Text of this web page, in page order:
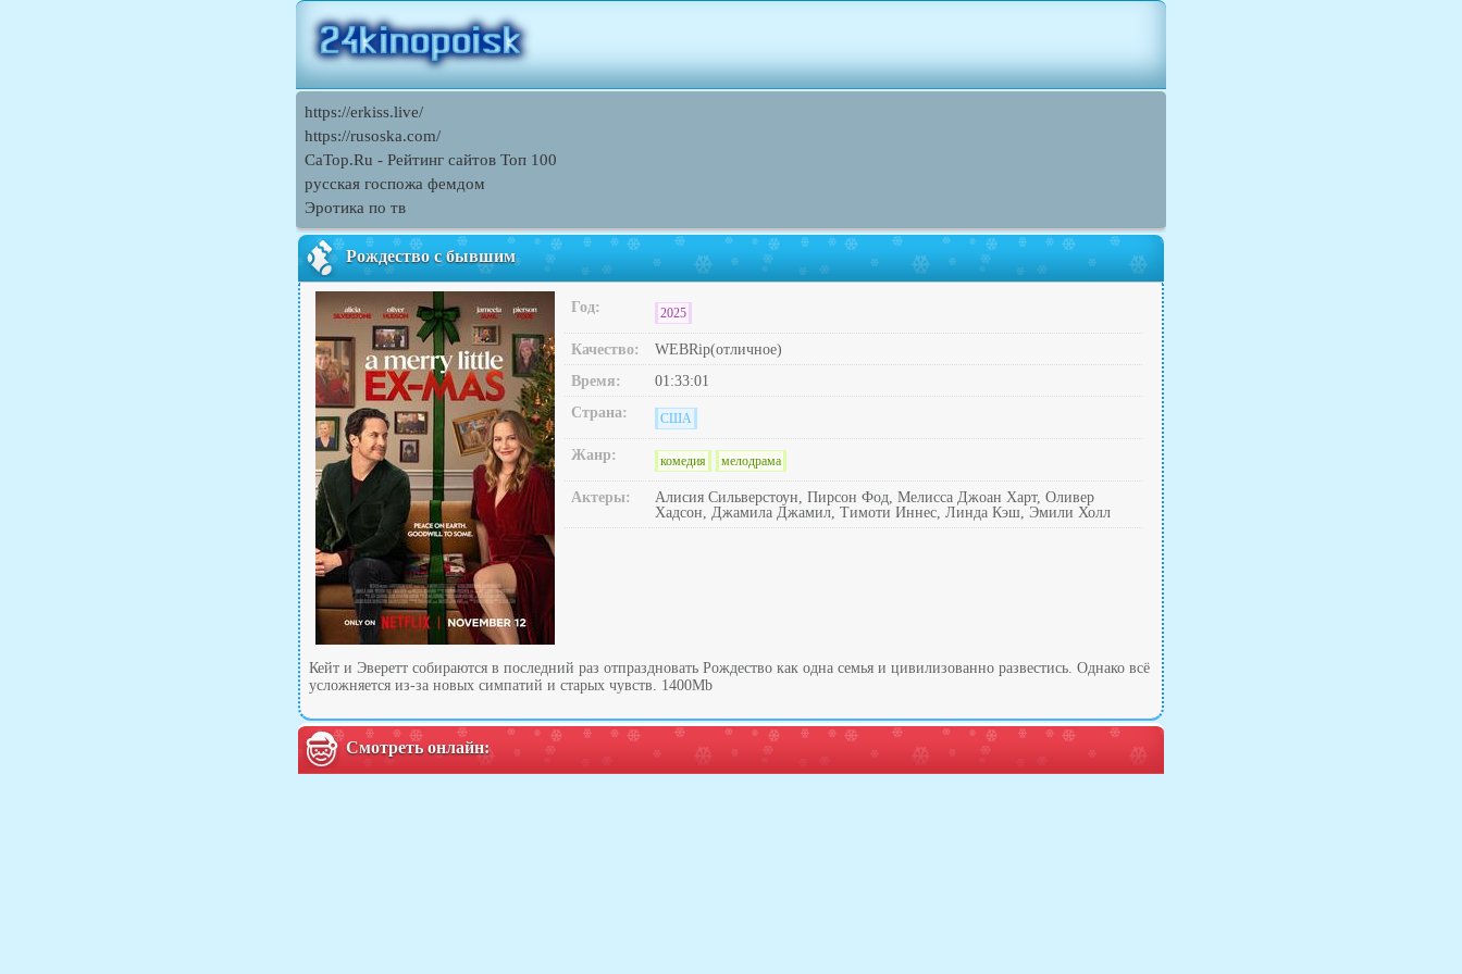
https://erkiss.live/
https://rusoska.com/
CaTop.Ru - Рейтинг сайтов Toп 100
русская госпожа фемдом
Эротика по тв
Рождество с бывшим
Год: 2025
Качество:
WEBRip(отличное)
Время:
01:33:01
Страна:
США
Жанр: комедия мелодрама
Актеры:
Алисия Сильверстоун, Пирсон Фод, Мелисса Джоан Харт, Оливер
Хадсон, Джамила Джамил, Тимоти Иннес, Линда Кэш, Эмили Холл
Кейт и Эверетт собираются в последний раз отпраздновать Рождество как одна семья и цивилизованно развестись. Однако всё
усложняется из-за новых симпатий и старых чувств. 1400Mb
Смотреть онлайн: